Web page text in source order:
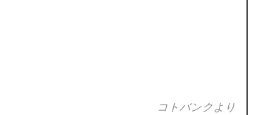
コトバンクより